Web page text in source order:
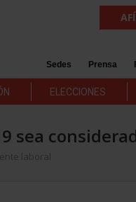
Sedes Prensa
ELECCIONES
sea
laboral